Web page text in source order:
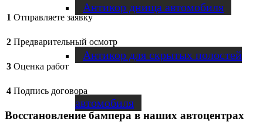
Антикор днища автомобиля
Антикор для скрытых полостей
автомобиля
1 Отправляете заявку
2 Предварительный осмотр
3 Оценка работ
4 Подпись договора
Восстановление бампера в наших автоцентрах